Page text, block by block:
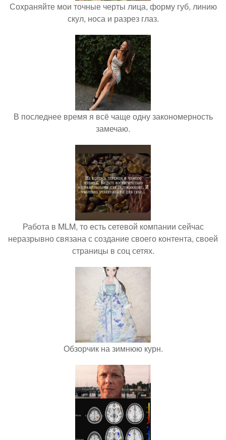
Сохраняйте мои точные черты лица, форму губ, линию
скул, носа и разрез глаз.
В последнее время я всё чаще одну закономерность
замечаю.
Работа в MLM, то есть сетевой компании сейчас
неразрывно связана с создание своего контента, своей
страницы в соц сетях.
Обзорчик на зимнюю курн.